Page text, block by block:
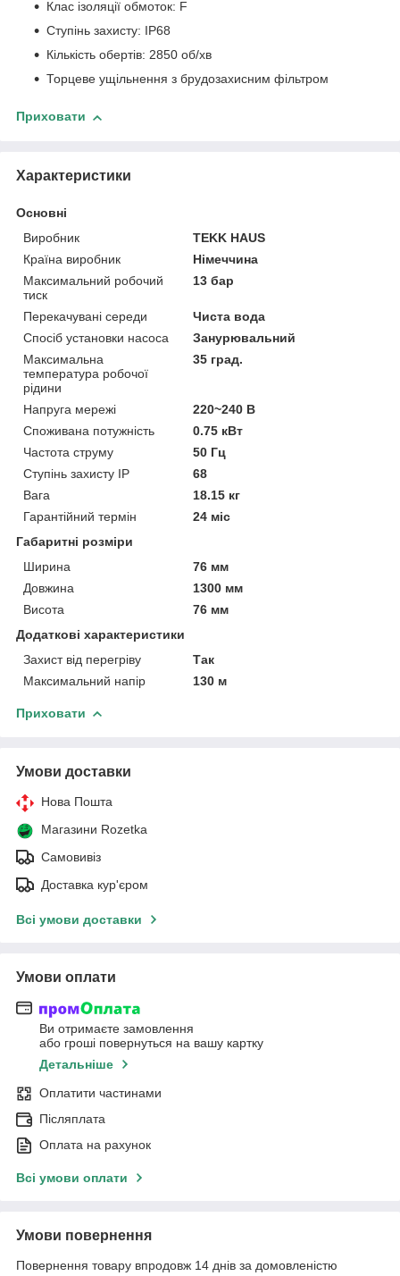
Клас ізоляції обмоток: F
Ступінь захисту: IP68
Кількість обертів: 2850 об/хв
Торцеве ущільнення з брудозахисним фільтром
Приховати
Характеристики
Основні
Виробник
TEKK HAUS
Країна виробник
Німеччина
Максимальний робочий
тиск
13 бар
Перекачувані середи
Чиста вода
Спосіб установки насоса
Занурювальний
Максимальна
температура робочої
рідини
35 град.
Напруга мережі
220~240 В
Споживана потужність
0.75 кВт
Частота струму
50 Гц
Ступінь захисту IP
68
Вага
18.15 кг
Гарантійний термін
24 міс
Габаритні розміри
Ширина
76 мм
Довжина
1300 мм
Висота
76 мм
Додаткові характеристики
Захист від перегріву
Так
Максимальний напір
130 м
Приховати
Умови доставки
Нова Пошта
Магазини Rozetka
Самовивіз
Доставка кур'єром
Всі умови доставки
Умови оплати
Ви отримаєте замовлення
або гроші повернуться на вашу картку
Детальніше
Оплатити частинами
Післяплата
Оплата на рахунок
Всі умови оплати
Умови повернення
Повернення товару впродовж 14 днів за домовленістю